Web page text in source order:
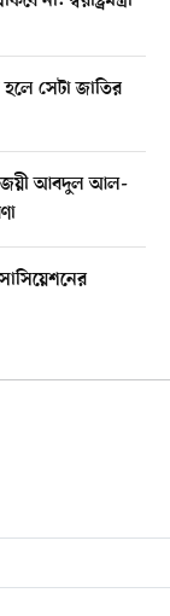
হলে সেটা জাতির
জয়ী আবদুল আল-
মিশন বন্ধ করছে
প্রাণের উচ্ছ্বাস
সাইয়েদকে হারাতে